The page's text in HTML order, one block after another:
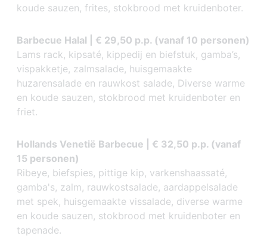
koude sauzen, frites, stokbrood met kruidenboter.
Barbecue Halal | € 29,50 p.p. (vanaf 10 personen)
Lams rack, kipsaté, kippedij en biefstuk, gamba’s,
vispakketje, zalmsalade, huisgemaakte
huzarensalade en rauwkost salade, Diverse warme
en koude sauzen, stokbrood met kruidenboter en
friet.
Hollands Venetië Barbecue | € 32,50 p.p. (vanaf
15 personen)
Ribeye, biefspies, pittige kip, varkenshaassaté,
gamba's, zalm, rauwkostsalade, aardappelsalade
met spek, huisgemaakte vissalade, diverse warme
en koude sauzen, stokbrood met kruidenboter en
tapenade.